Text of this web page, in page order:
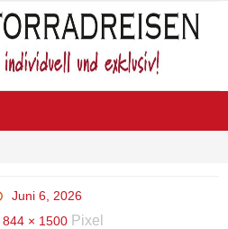
Juni 6, 2026
844 × 1500 Pixel